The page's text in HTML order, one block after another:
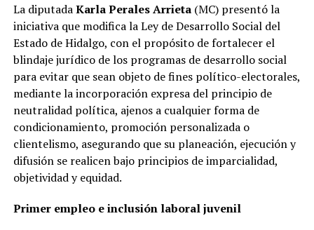
La diputadaKarla Perales Arrieta(MC) presentó la
iniciativa que modifica la Ley de Desarrollo Social del
Estado de Hidalgo, con el propósito de fortalecer el
blindaje jurídico de los programas de desarrollo social
para evitar que sean objeto de fines político-electorales,
mediante la incorporación expresa del principio de
neutralidad política, ajenos a cualquier forma de
condicionamiento, promoción personalizada o
clientelismo, asegurando que su planeación, ejecución y
difusión se realicen bajo principios de imparcialidad,
objetividad y equidad.
Primer empleo e inclusión laboral juvenil